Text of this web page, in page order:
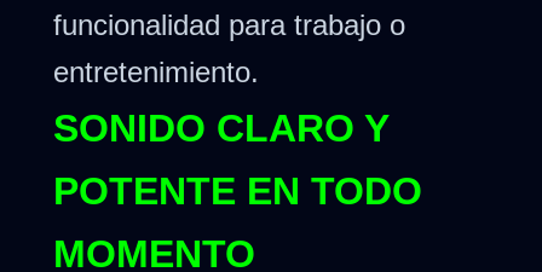
funcionalidad para trabajo o
entretenimiento.
SONIDO CLARO Y
POTENTE EN TODO
MOMENTO